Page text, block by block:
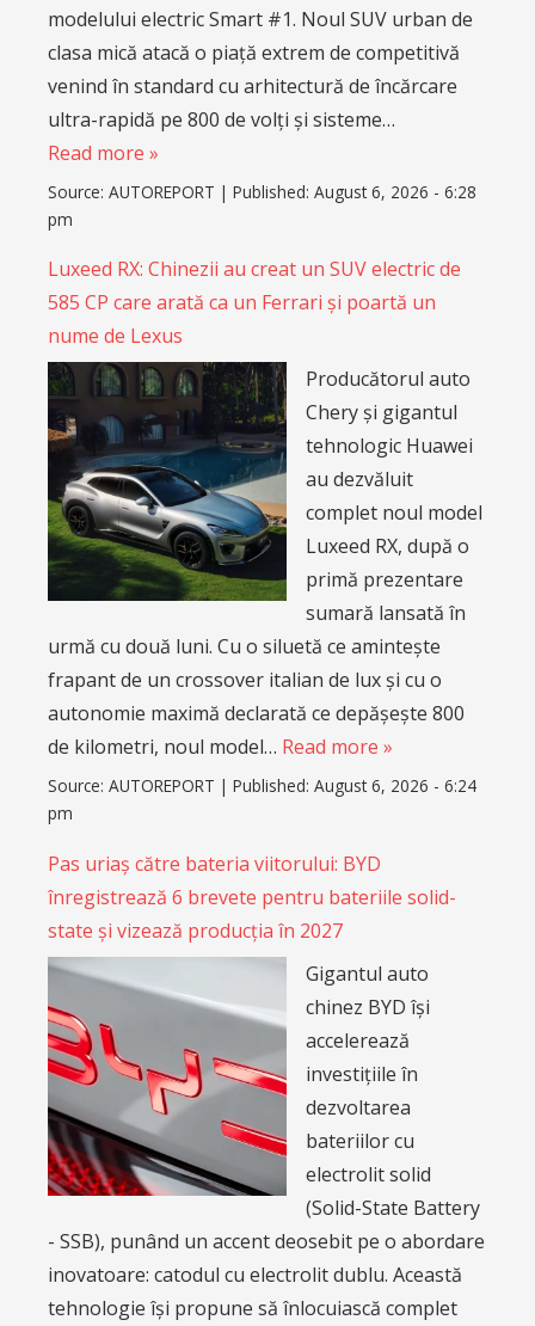
modelului electric Smart #1. Noul SUV urban de
clasa mică atacă o piață extrem de competitivă
venind în standard cu arhitectură de încărcare
ultra-rapidă pe 800 de volți și sisteme…
Read more »
Source: AUTOREPORT | Published: August 6, 2026 - 6:28
pm
Luxeed RX: Chinezii au creat un SUV electric de
585 CP care arată ca un Ferrari și poartă un
nume de Lexus
Producătorul auto
Chery și gigantul
tehnologic Huawei
au dezvăluit
complet noul model
Luxeed RX, după o
primă prezentare
sumară lansată în
urmă cu două luni. Cu o siluetă ce amintește
frapant de un crossover italian de lux și cu o
autonomie maximă declarată ce depășește 800
de kilometri, noul model… Read more »
Source: AUTOREPORT | Published: August 6, 2026 - 6:24
pm
Pas uriaș către bateria viitorului: BYD
înregistrează 6 brevete pentru bateriile solid-
state și vizează producția în 2027
Gigantul auto
chinez BYD își
accelerează
investițiile în
dezvoltarea
bateriilor cu
electrolit solid
(Solid-State Battery
- SSB), punând un accent deosebit pe o abordare
inovatoare: catodul cu electrolit dublu. Această
tehnologie își propune să înlocuiască complet